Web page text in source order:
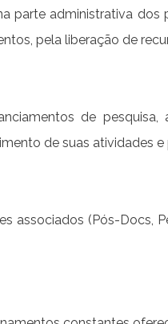
parte administrativa
pela liberação de
de
de suas atividades
associados (Pós-